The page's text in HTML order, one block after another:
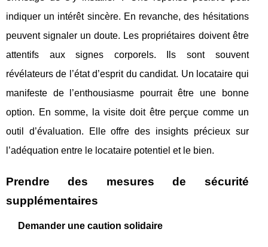
indiquer un intérêt sincère. En revanche, des hésitations
peuvent signaler un doute. Les propriétaires doivent être
attentifs aux signes corporels. Ils sont souvent
révélateurs de l’état d’esprit du candidat. Un locataire qui
manifeste de l’enthousiasme pourrait être une bonne
option. En somme, la visite doit être perçue comme un
outil d’évaluation. Elle offre des insights précieux sur
l’adéquation entre le locataire potentiel et le bien.
Prendre des mesures de sécurité
supplémentaires
Demander une caution solidaire